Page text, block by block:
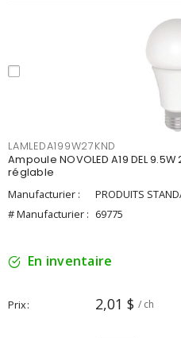
LAMLEDA199W27KND
Ampoule NOVOLED A19 DEL
réglable
Manufacturier :
PRODUITS
# Manufacturier : 69775
En inventaire
Prix 2,01 $ / ch